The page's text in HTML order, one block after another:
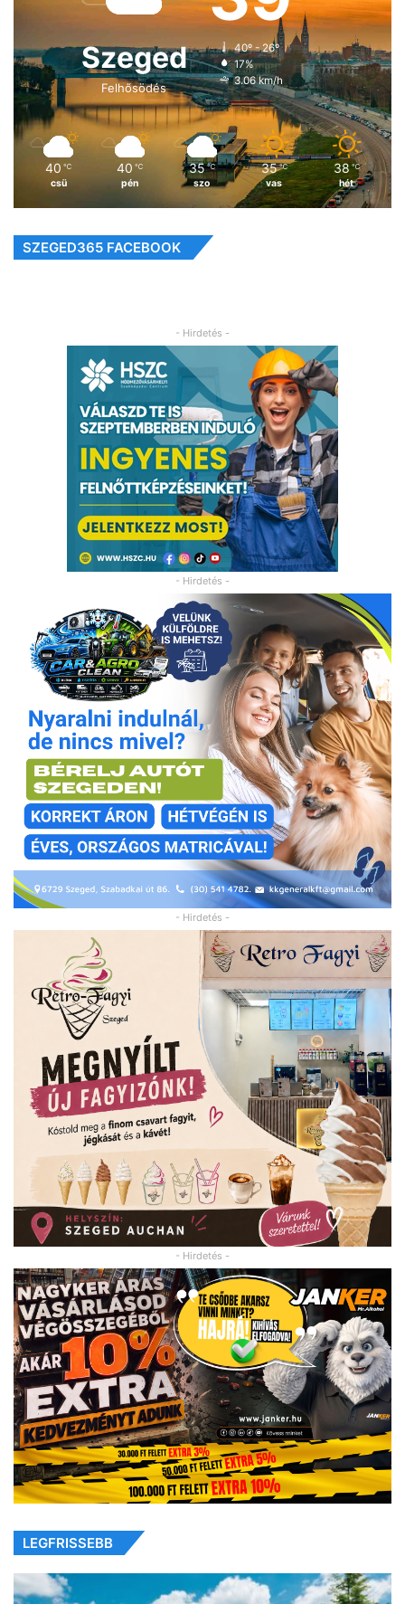
Szeged
Felhősödés
40º - 26º
17%
3.06 km/h
40 ℃
csü
40 ℃
pén
35 ℃
szo
35 ℃
vas
38 ℃
hét
SZEGED365 FACEBOOK
- Hirdetés -
- Hirdetés -
- Hirdetés -
- Hirdetés -
LEGFRISSEBB